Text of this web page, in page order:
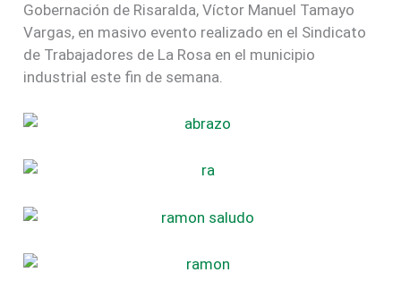
Gobernación de Risaralda, Víctor Manuel Tamayo
Vargas, en masivo evento realizado en el Sindicato
de Trabajadores de La Rosa en el municipio
industrial este fin de semana.